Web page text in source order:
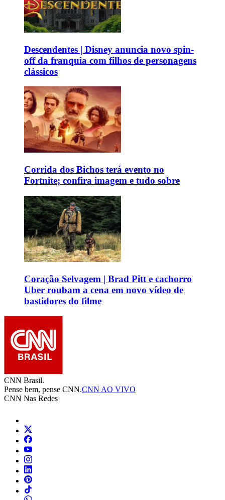
Descendentes | Disney anuncia novo spin-
off da franquia com filhos de personagens
clássicos
Corrida dos Bichos terá evento no
Fortnite; confira imagem e tudo sobre
Coração Selvagem | Brad Pitt e cachorro
Uber roubam a cena em novo vídeo de
bastidores do filme
CNN Brasil.
Pense bem, pense CNN.CNN AO VIVO
CNN Nas Redes